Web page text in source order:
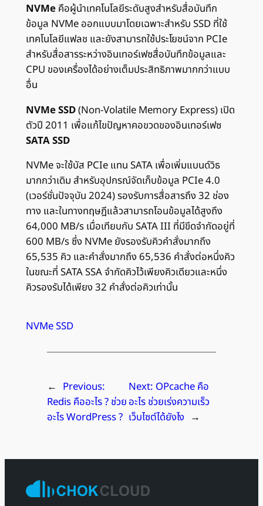
NVMeคือผู้นำเทคโนโลยีระดับสูงสำหรับสื่อบันทึก
ข้อมูล NVMe ออกแบบมาโดยเฉพาะสำหรับ SSD ที่ใช้
เทคโนโลยีแฟลช และยังสามารถใช้ประโยชน์จาก PCIe
สำหรับสื่อสารระหว่างอินเทอร์เฟซสื่อบันทึกข้อมูลและ
CPU ของเครื่องได้อย่างเต็มประสิทธิภาพมากกว่าแบบ
อื่น
NVMe SSD(Non-Volatile Memory Express) เปิด
ตัวปี 2011 เพื่อแก้ไขปัญหาคอขวดของอินเทอร์เฟซ
SATA SSD
NVMe จะใช้บัส PCIe แทน SATA เพื่อเพิ่มแบนด์วิธ
มากกว่าเดิม สำหรับอุปกรณ์จัดเก็บข้อมูล PCIe 4.0
(เวอร์ชั่นปัจจุบัน 2024) รองรับการสื่อสารถึง 32 ช่อง
ทาง และในทางทฤษฎีแล้วสามารถโอนข้อมูลได้สูงถึง
64,000 MB/s เมื่อเทียบกับ SATA III ที่มีขีดจำกัดอยู่ที่
600 MB/s ซึ่ง NVMe ยังรองรับคิวคำสั่งมากถึง
65,535 คิว และคำสั่งมากถึง 65,536 คำสั่งต่อหนึ่งคิว
ในขณะที่ SATA SSA จำกัดคิวไว้เพียงคิวเดียวและหนึ่ง
คิวรองรับได้เพียง 32 คำสั่งต่อคิวเท่านั้น
NVMe SSD
← Previous:
Redis คืออะไร ? ช่วย
อะไร WordPress ?
Next: OPcache คือ
อะไร ช่วยเร่งความเร็ว
เว็บไซต์ได้ยังไง →